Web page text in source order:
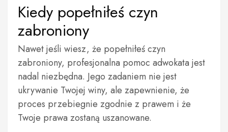
Kiedy popełniłeś czyn
zabroniony
Nawet jeśli wiesz, że popełniłeś czyn
zabroniony, profesjonalna pomoc adwokata jest
nadal niezbędna. Jego zadaniem nie jest
ukrywanie Twojej winy, ale zapewnienie, że
proces przebiegnie zgodnie z prawem i że
Twoje prawa zostaną uszanowane.